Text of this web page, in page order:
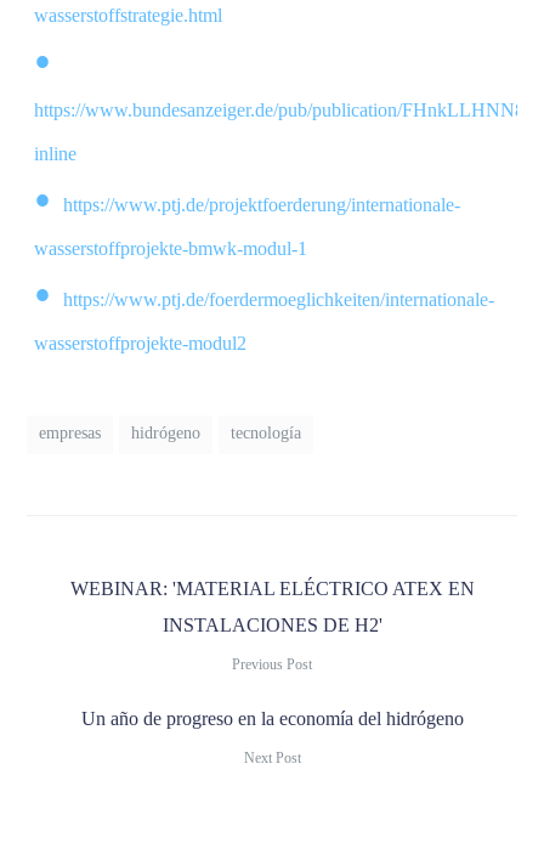
wasserstoffstrategie.html
https://www.bundesanzeiger.de/pub/publication/
inline
https://www.ptj.de/projektfoerderung/internationale-
wasserstoffprojekte-bmwk-modul-1
https://www.ptj.de/foerdermoeglichkeiten/internationale-
wasserstoffprojekte-modul2
empresas hidrógeno tecnología
WEBINAR: 'MATERIAL ELÉCTRICO ATEX EN
INSTALACIONES DE H2'
Previous Post
Un año de progreso en la economía del hidrógeno
Next Post